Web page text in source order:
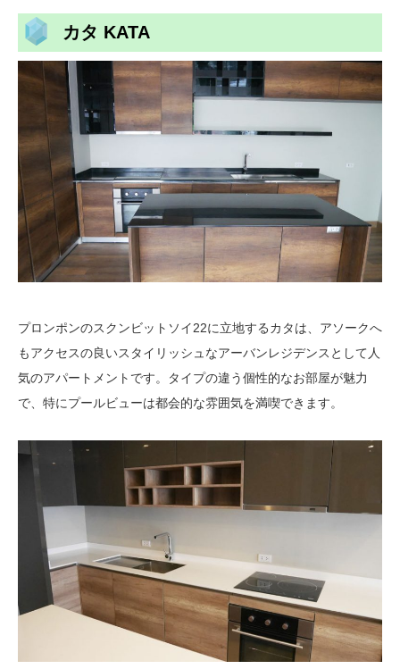
カタ KATA
プロンポンのスクンビットソイ22に立地するカタは、アソークへ
もアクセスの良いスタイリッシュなアーバンレジデンスとして人
気のアパートメントです。タイプの違う個性的なお部屋が魅力
で、特にプールビューは都会的な雰囲気を満喫できます。